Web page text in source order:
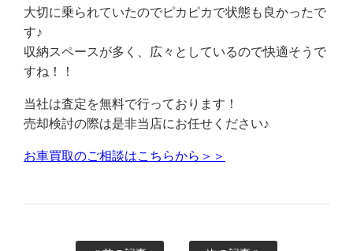
大切に乗られていたのでピカピカで状態も良かったで
す♪
収納スペースが多く、広々としているので快適そうで
すね！！
当社は査定を無料で行っております！
売却検討の際は是非当店にお任せください♪
お車買取のご相談はこちらから＞＞